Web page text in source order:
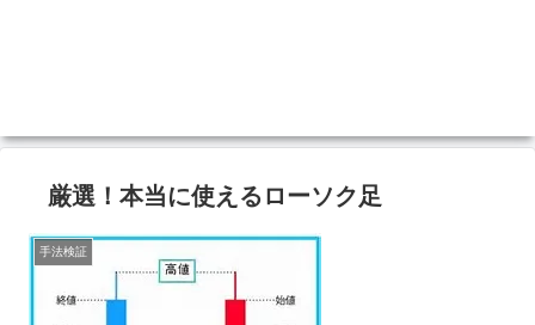
厳選！本当に使えるローソク足
手法検証